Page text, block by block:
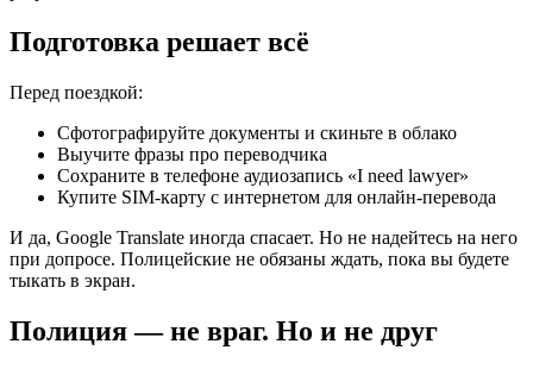
Подготовка решает всё
Перед поездкой:
Сфотографируйте документы и скиньте в облако
Выучите фразы про переводчика
Сохраните в телефоне аудиозапись «I need lawyer»
Купите SIM-карту с интернетом для онлайн-перевода
И да, Google Translate иногда спасает. Но не надейтесь на него
при допросе. Полицейские не обязаны ждать, пока вы будете
тыкать в экран.
Полиция — не враг. Но и не друг